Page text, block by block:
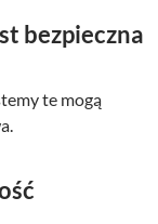
bezpieczna
te mogą